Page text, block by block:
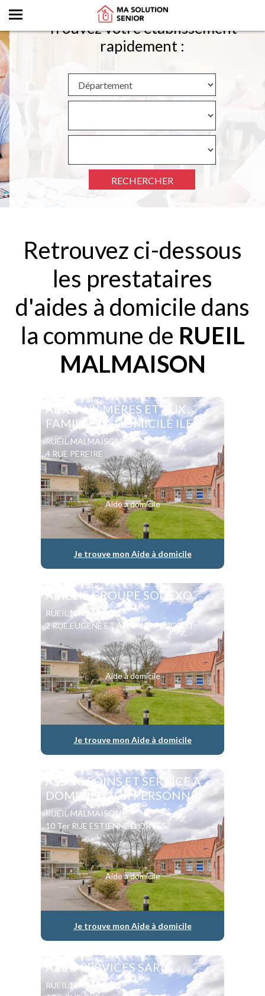
Trouvez votre établissement
rapidement :
RECHERCHER
Retrouvez ci-dessous
les prestataires
d'aides à domicile dans
la commune de RUEIL
MALMAISON
AIDE AUX MERES ET AUX
FAMILLES A DOMICILE ILE
RUEIL MALMAISON
4 RUE PEREIRE
Aide à domicile
Je trouve mon Aide à domicile
AMELIS GROUPE SODEXO
RUEIL MALMAISON
2 RUE EUGENE ET ARMAND PEUGEOT
Aide à domicile
Je trouve mon Aide à domicile
ASSOC SOINS ET SERVICE A
DOMICILE AUX PERSONNE
RUEIL MALMAISON
10 Ter RUE ESTIENNE D'ORVES
Aide à domicile
Je trouve mon Aide à domicile
AXEO SERVICES SARL
RUEIL MALMAISON